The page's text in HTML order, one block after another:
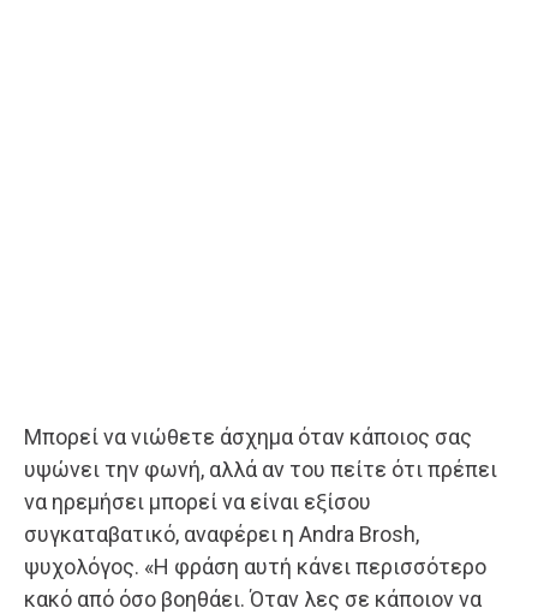
Μπορεί να νιώθετε άσχημα όταν κάποιος σας
υψώνει την φωνή, αλλά αν του πείτε ότι πρέπει
να ηρεμήσει μπορεί να είναι εξίσου
συγκαταβατικό, αναφέρει η Andra Brosh,
ψυχολόγος. «Η φράση αυτή κάνει περισσότερο
κακό από όσο βοηθάει. Όταν λες σε κάποιον να